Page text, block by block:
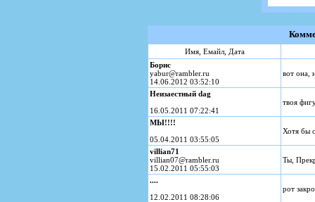
Имя, Емайл, Дата
Борис
yabur@rambler.ru
14.06.2012 03:52:10
вот она,
Неизаестный dag
16.05.2011 07:22:41
твоя
МЫ!!!!
05.04.2011 03:55:05
Хотя бы
villian71
villian07@rambler.ru
15.02.2011 05:55:03
Ты,
....
12.02.2011 08:28:06
рот